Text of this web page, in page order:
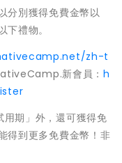
分別獲得免費金幣以
禮物。
zh-t
新會員：h
期」外，還可獲得免
得到更多免費金幣！非